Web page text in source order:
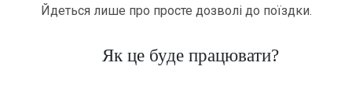
Йдеться лише про просте дозволі до поїздки.
Як це буде працювати?